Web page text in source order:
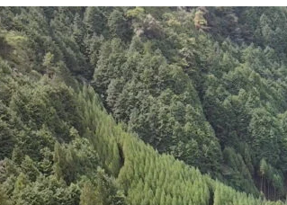
研究員の募集
出版活動
色を想う 球磨川流域の